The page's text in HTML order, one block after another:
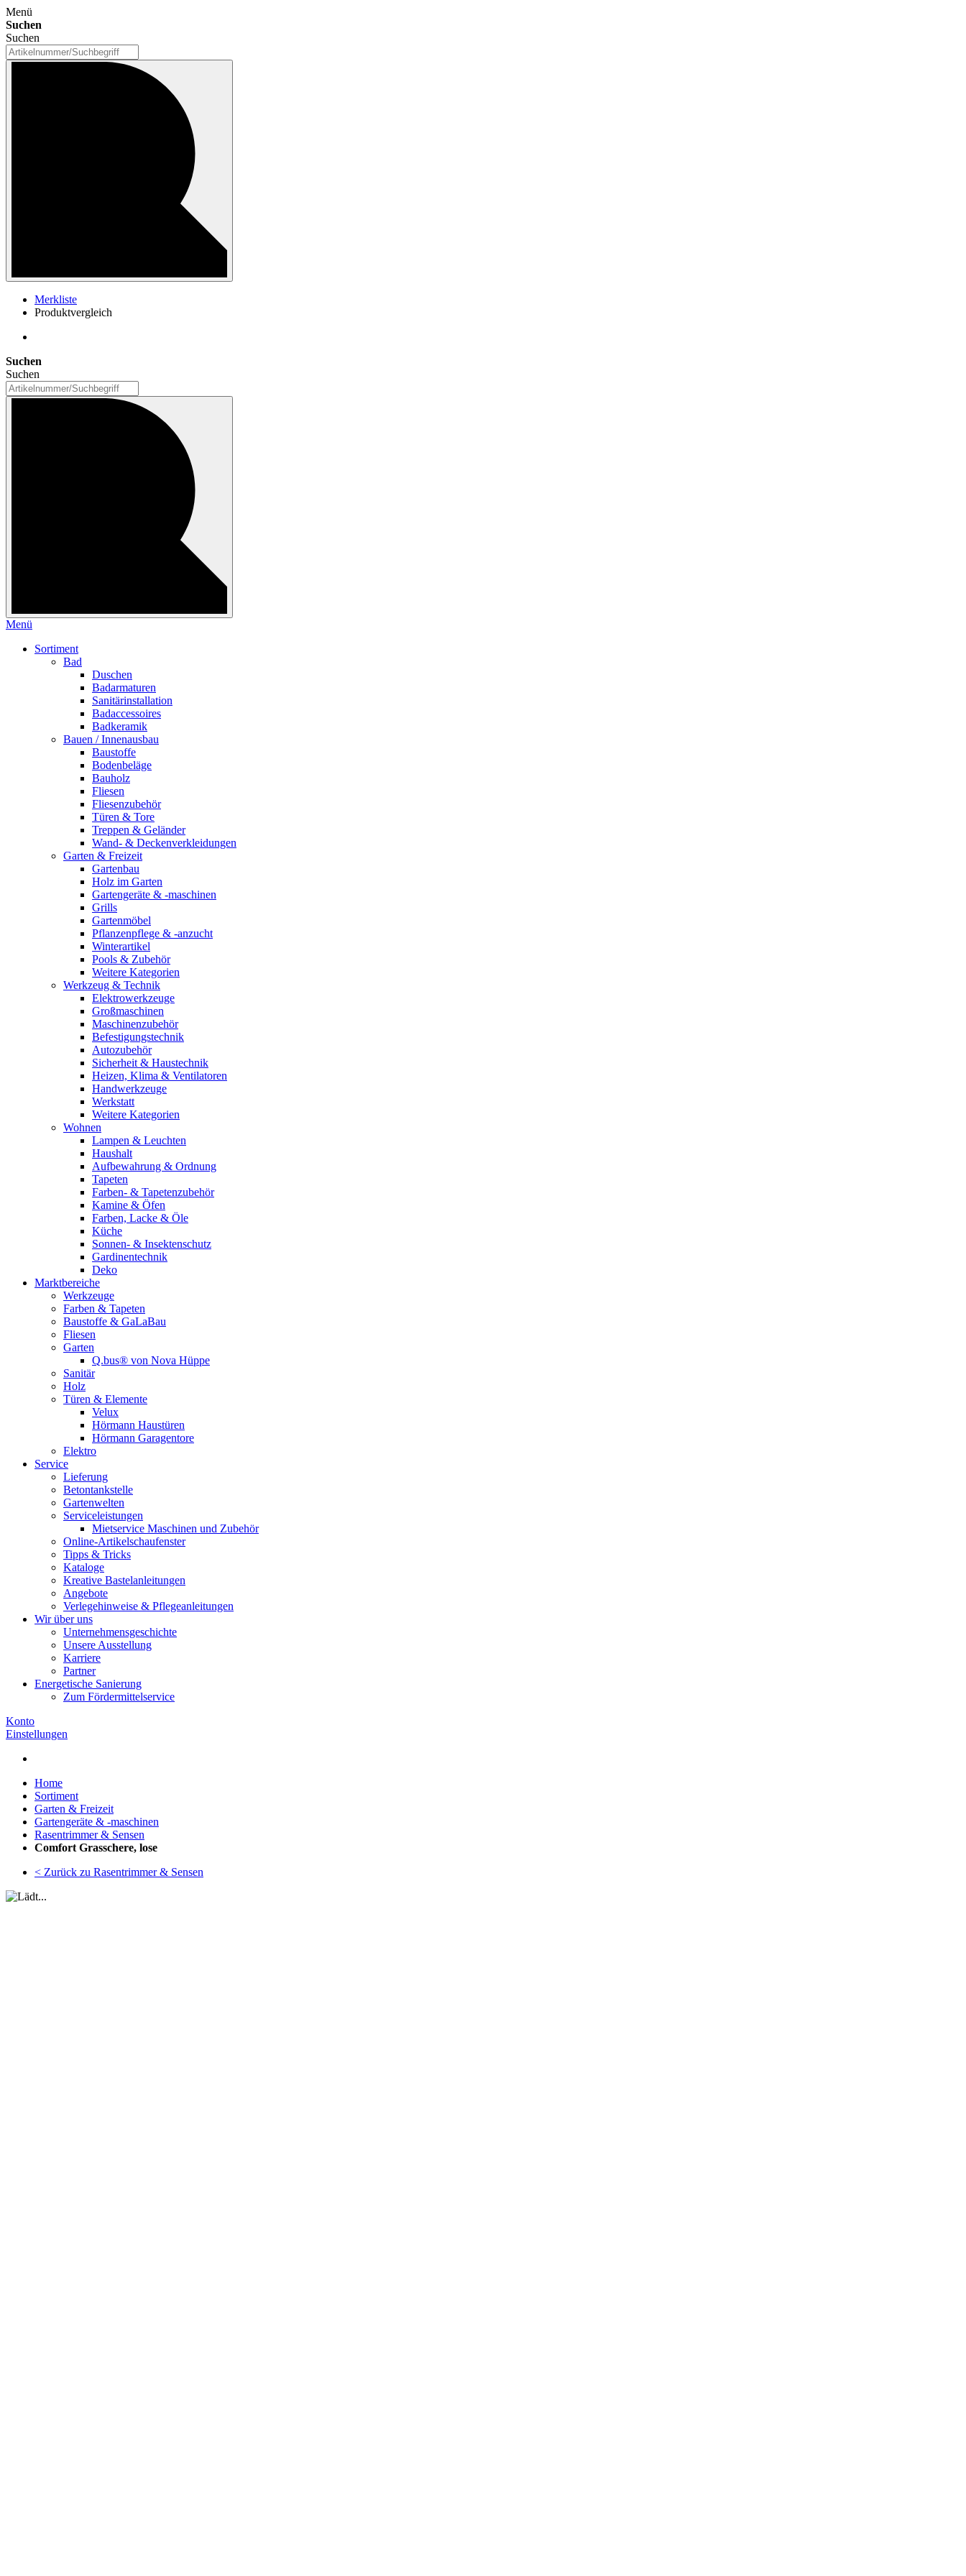
Menü
Suchen
Suchen
Merkliste
Produktvergleich
Suchen
Suchen
Menü
Sortiment
Bad
Duschen
Badarmaturen
Sanitärinstallation
Badaccessoires
Badkeramik
Bauen / Innenausbau
Baustoffe
Bodenbeläge
Bauholz
Fliesen
Fliesenzubehör
Türen & Tore
Treppen & Geländer
Wand- & Deckenverkleidungen
Garten & Freizeit
Gartenbau
Holz im Garten
Gartengeräte & -maschinen
Grills
Gartenmöbel
Pflanzenpflege & -anzucht
Winterartikel
Pools & Zubehör
Weitere Kategorien
Werkzeug & Technik
Elektrowerkzeuge
Großmaschinen
Maschinenzubehör
Befestigungstechnik
Autozubehör
Sicherheit & Haustechnik
Heizen, Klima & Ventilatoren
Handwerkzeuge
Werkstatt
Weitere Kategorien
Wohnen
Lampen & Leuchten
Haushalt
Aufbewahrung & Ordnung
Tapeten
Farben- & Tapetenzubehör
Kamine & Öfen
Farben, Lacke & Öle
Küche
Sonnen- & Insektenschutz
Gardinentechnik
Deko
Marktbereiche
Werkzeuge
Farben & Tapeten
Baustoffe & GaLaBau
Fliesen
Garten
Q.bus® von Nova Hüppe
Sanitär
Holz
Türen & Elemente
Velux
Hörmann Haustüren
Hörmann Garagentore
Elektro
Service
Lieferung
Betontankstelle
Gartenwelten
Serviceleistungen
Mietservice Maschinen und Zubehör
Online-Artikelschaufenster
Tipps & Tricks
Kataloge
Kreative Bastelanleitungen
Angebote
Verlegehinweise & Pflegeanleitungen
Wir über uns
Unternehmensgeschichte
Unsere Ausstellung
Karriere
Partner
Energetische Sanierung
Zum Fördermittelservice
Konto
Einstellungen
Home
Sortiment
Garten & Freizeit
Gartengeräte & -maschinen
Rasentrimmer & Sensen
Comfort Grasschere, lose
< Zurück zu Rasentrimmer & Sensen